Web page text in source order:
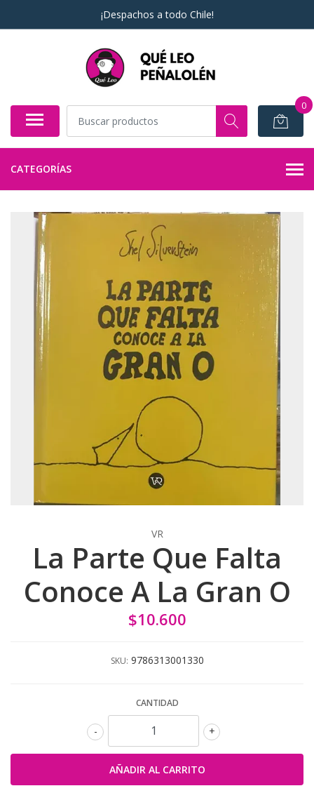
¡Despachos a todo Chile!
0
CATEGORÍAS
VR
La Parte Que Falta
Conoce A La Gran O
$10.600
SKU: 9786313001330
CANTIDAD
+
-